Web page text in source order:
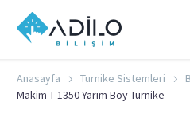
Anasayfa Turnike Sistemleri
Makim T 1350 Yarım Boy Turnike